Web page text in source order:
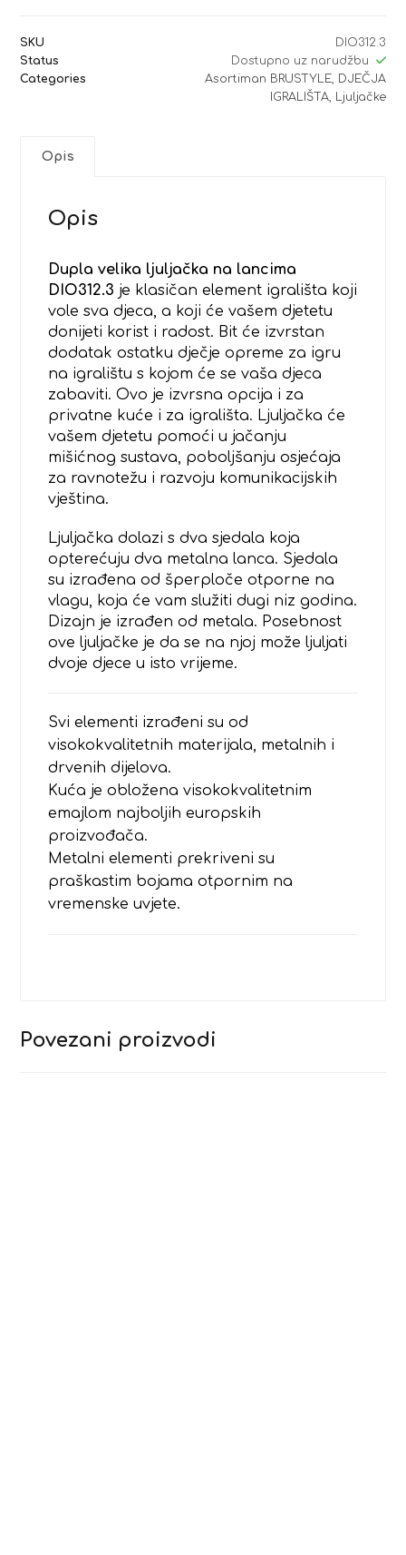
SKU
DIO312.3
Status
Dostupno uz narudžbu
Categories
Asortiman BRUSTYLE, DJEČJA
IGRALIŠTA, Ljuljačke
Opis
Opis
Dupla velika ljuljačka na lancima
DIO312.3 je klasičan element igrališta koji
vole sva djeca, a koji će vašem djetetu
donijeti korist i radost. Bit će izvrstan
dodatak ostatku dječje opreme za igru
na igralištu s kojom će se vaša djeca
zabaviti. Ovo je izvrsna opcija i za
privatne kuće i za igrališta. Ljuljačka će
vašem djetetu pomoći u jačanju
mišićnog sustava, poboljšanju osjećaja
za ravnotežu i razvoju komunikacijskih
vještina.
Ljuljačka dolazi s dva sjedala koja
opterećuju dva metalna lanca. Sjedala
su izrađena od šperploče otporne na
vlagu, koja će vam služiti dugi niz godina.
Dizajn je izrađen od metala. Posebnost
ove ljuljačke je da se na njoj može ljuljati
dvoje djece u isto vrijeme.
Svi elementi izrađeni su od
visokokvalitetnih materijala, metalnih i
drvenih dijelova.
Kuća je obložena visokokvalitetnim
emajlom najboljih europskih
proizvođača.
Metalni elementi prekriveni su
praškastim bojama otpornim na
vremenske uvjete.
Povezani proizvodi